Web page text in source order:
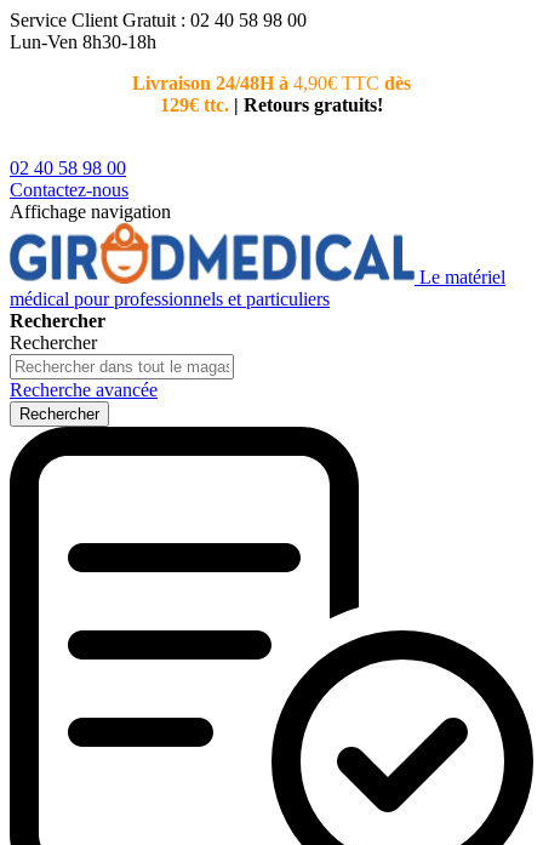
Service Client Gratuit : 02 40 58 98 00
Lun-Ven 8h30-18h
Livraison 24/48H à 4,90€ TTC dès
129€ ttc. | Retours gratuits!
02 40 58 98 00
Contactez-nous
Affichage navigation
Le matériel
médical pour professionnels et particuliers
Rechercher
Rechercher
Recherche avancée
Rechercher